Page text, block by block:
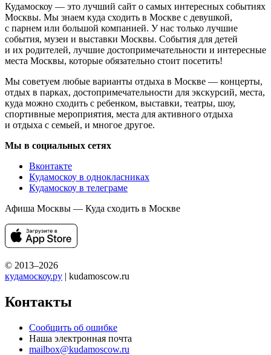
Кудамоскоу — это лучший сайт о самых интересных событиях
Москвы. Мы знаем куда сходить в Москве с девушкой,
с парнем или большой компанией. У нас только лучшие
события, музеи и выставки Москвы. События для детей
и их родителей, лучшие достопримечательности и интересные
места Москвы, которые обязательно стоит посетить!
Мы советуем любые варианты отдыха в Москве — концерты,
отдых в парках, достопримечательности для экскурсий, места,
куда можно сходить с ребенком, выставки, театры, шоу,
спортивные мероприятия, места для активного отдыха
и отдыха с семьей, и многое другое.
Мы в социальных сетях
Вконтакте
Кудамоскоу в однокласниках
Кудамоскоу в телеграме
Афиша Москвы — Куда сходить в Москве
© 2013–2026
кудамоскоу.ру | kudamoscow.ru
Контакты
Сообщить об ошибке
Наша электронная почта
mailbox@kudamoscow.ru